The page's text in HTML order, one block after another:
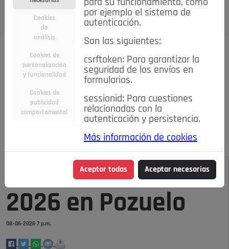
Todas las noticias..
#TePrestoMisOjos Caridad
Ciencia&Tecnología
Economía
Entretenimiento
Estilo de Vida
Internacional
Madrid Opinión IN
Pozuelo de Alarcón
Salud 🔴 En Directo
NOTICIAS
Cine de verano
2026 en Pozuelo
08-06-2026 7 p.m.
Cookies
de
análisis
Cookies de
personalización
y funcionalidad
Cookies de
publicidad
comportamental
para su funcionamiento, como
por ejemplo el sistema de
autenticación.
Son las siguientes:
csrftoken: Para garantizar la
seguridad de los envíos en
formularios.
sessionid: Para cuestiones
relacionadas con la
autenticación y persistencia.
Más información de cookies
Aceptar todas Aceptar necesarias